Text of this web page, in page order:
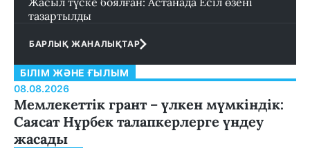
тазартылды
БАРЛЫҚ ЖАНАЛЫҚТАР
БІЛІМ ЖӘНЕ ҒЫЛЫМ
08.08.2026
Мемлекеттік грант – үлкен мүмкіндік:
Саясат Нұрбек талапкерлерге үндеу
жасады